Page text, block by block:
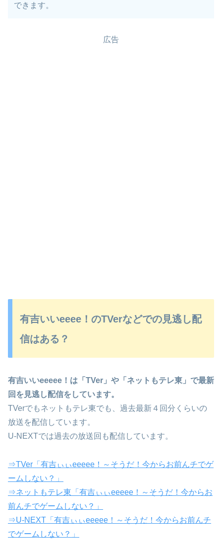
できます。
広告
有吉いいeeee！のTVerなどでの見逃し配
信はある？
有吉いいeeeee！は「TVer」や「ネットもテレ東」で最新
回を見逃し配信をしています。
TVerでもネットもテレ東でも、過去最新４回分くらいの
放送を配信しています。
U-NEXTでは過去の放送回も配信しています。
⇒TVer「有吉ぃぃeeeee！～そうだ！今からお前んチでゲ
ームしない？」
⇒ネットもテレ東「有吉ぃぃeeeee！～そうだ！今からお
前んチでゲームしない？」
⇒U-NEXT「有吉ぃぃeeeee！～そうだ！今からお前んチ
でゲームしない？」